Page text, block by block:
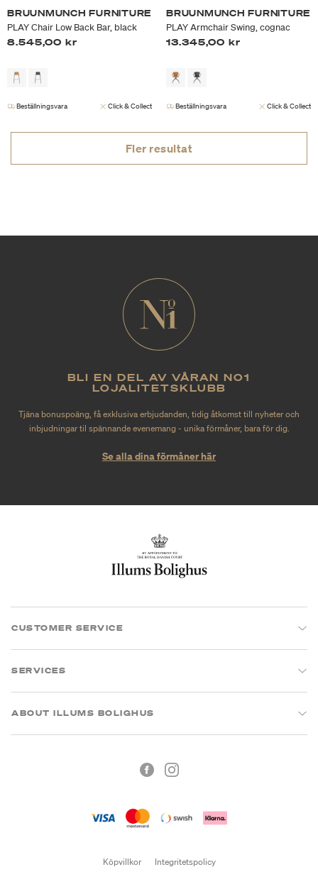
BRUUNMUNCH FURNITURE
PLAY Chair Low Back Bar, black
8.545,00 kr
Beställningsvara Click & Collect
BRUUNMUNCH FURNITURE
PLAY Armchair Swing, cognac
13.345,00 kr
Beställningsvara Click & Collect
Fler resultat
BLI EN DEL AV VÅRAN NO1
LOJALITETSKLUBB
Tjäna bonuspoäng, få exklusiva erbjudanden, tidig åtkomst till nyheter och
inbjudningar til spännande evenemang - unika förmåner, bara för dig.
Se alla dina förmåner här
CUSTOMER SERVICE
SERVICES
ABOUT ILLUMS BOLIGHUS
Köpvillkor Integritetspolicy